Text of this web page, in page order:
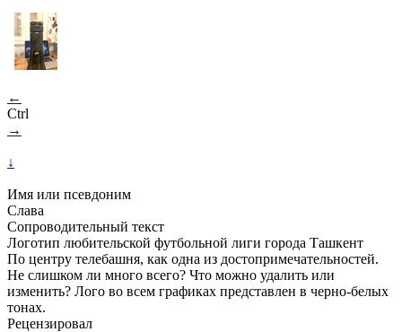
←
Ctrl
→
↓
Имя или псевдоним
Слава
Сопроводительный текст
Логотип любительской футбольной лиги города Ташкент
По центру телебашня, как одна из достопримечательностей.
Не слишком ли много всего? Что можно удалить или
изменить? Лого во всем графиках представлен в черно-белых
тонах.
Рецензировал